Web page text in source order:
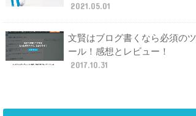
2021.05.01
文賢はブログ書くなら必須のツ
ール！感想とレビュー！
2017.10.31